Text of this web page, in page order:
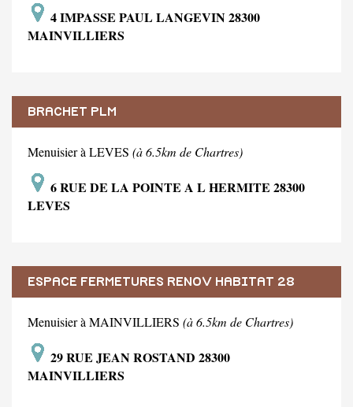
4 IMPASSE PAUL LANGEVIN 28300
MAINVILLIERS
BRACHET PLM
Menuisier à LEVES (à 6.5km de Chartres)
6 RUE DE LA POINTE A L HERMITE 28300
LEVES
ESPACE FERMETURES RENOV HABITAT 28
Menuisier à MAINVILLIERS (à 6.5km de Chartres)
29 RUE JEAN ROSTAND 28300
MAINVILLIERS